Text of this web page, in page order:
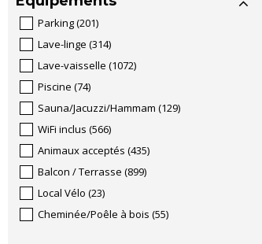
Parking(201)
Lave-linge (314)
Lave-vaisselle (1072)
Piscine (74)
Sauna/Jacuzzi/Hammam (129)
WiFi inclus (566)
Animaux acceptés (435)
Balcon / Terrasse (899)
Local Vélo (23)
Cheminée/Poêle à bois (55)